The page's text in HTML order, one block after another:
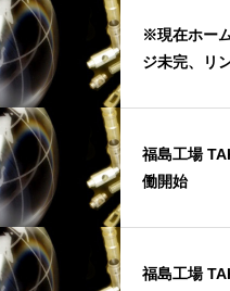
※現在ホー
ジ未完、リ
福島工場
働開始
福島工場